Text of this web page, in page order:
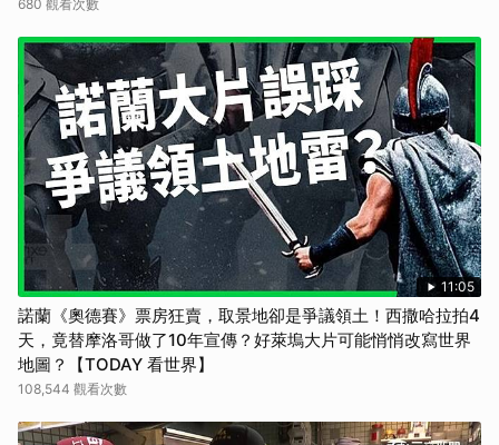
680 觀看次數
11:05
諾蘭《奧德賽》票房狂賣，取景地卻是爭議領土！西撒哈拉拍4
天，竟替摩洛哥做了10年宣傳？好萊塢大片可能悄悄改寫世界
地圖？【TODAY 看世界】
108,544 觀看次數